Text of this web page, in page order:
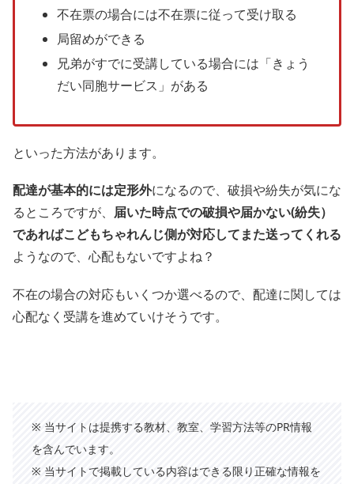
不在票の場合には不在票に従って受け取る
局留めができる
兄弟がすでに受講している場合には「きょう
だい同胞サービス」がある
といった方法があります。
配達が基本的には定形外になるので、破損や紛失が気にな
るところですが、 届いた時点での破損や届かない(紛失）
であればこどもちゃれんじ側が対応してまた送ってくれる
ようなので、心配もないですよね？
不在の場合の対応もいくつか選べるので、配達に関しては
心配なく受講を進めていけそうです。
※ 当サイトは提携する教材、教室、学習方法等のPR情報
を含んでいます。
※ 当サイトで掲載している内容はできる限り正確な情報を